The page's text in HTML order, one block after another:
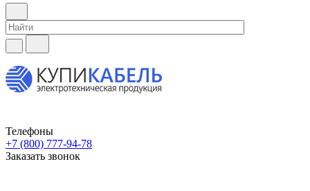
Телефоны
+7 (800) 777-94-78
Заказать звонок